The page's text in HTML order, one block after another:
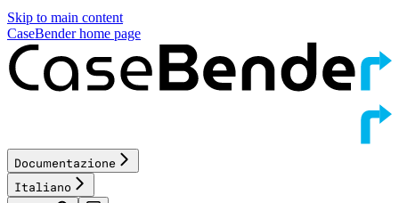
Skip to main content
CaseBenderhome page
Documentazione
Italiano